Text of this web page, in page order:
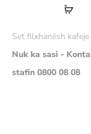
Lexoni
Set filxhanësh
Nuk ka sasi -
stafin 0800 08 08